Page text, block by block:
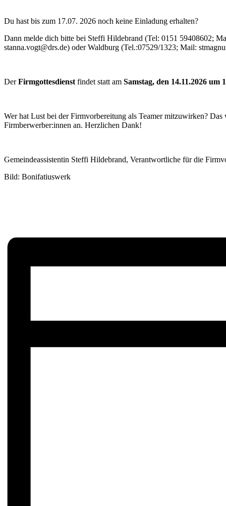
Du hast bis zum 17.07. 2026 noch keine Einladung erhalten?
Dann melde dich bitte bei Steffi Hildebrand (Tel: 0151 59408602;
stanna.vogt@drs.de) oder Waldburg (Tel.:07529/1323; Mail:
DerFirmgottesdienst findet statt am Samstag, den 14.11.2026 um
Wer hat Lust bei der Firmvorbereitung als Teamer mitzuwirken?
Firmberwerber:innen an. Herzlichen Dank!
Gemeindeassistentin Steffi Hildebrand, Verantwortliche für die
Bild: Bonifatiuswerk